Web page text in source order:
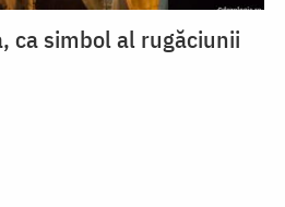
ca simbol al rugăciunii